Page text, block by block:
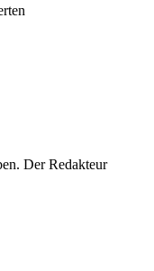
Der Redakteur